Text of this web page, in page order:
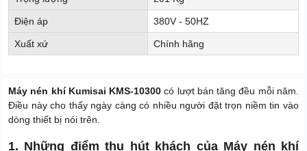
Điện áp 380V - 50HZ
Xuất xứ Chính hãng
Máy nén khí Kumisai KMS-10300có lượt bán tăng đều mỗi năm.
Điều này cho thấy ngày càng có nhiều người đặt trọn niềm tin vào
dòng thiết bị nói trên.
1. Những điểm thu hút khách của Máy nén khí